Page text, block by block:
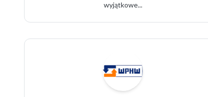
wyjątkowe...